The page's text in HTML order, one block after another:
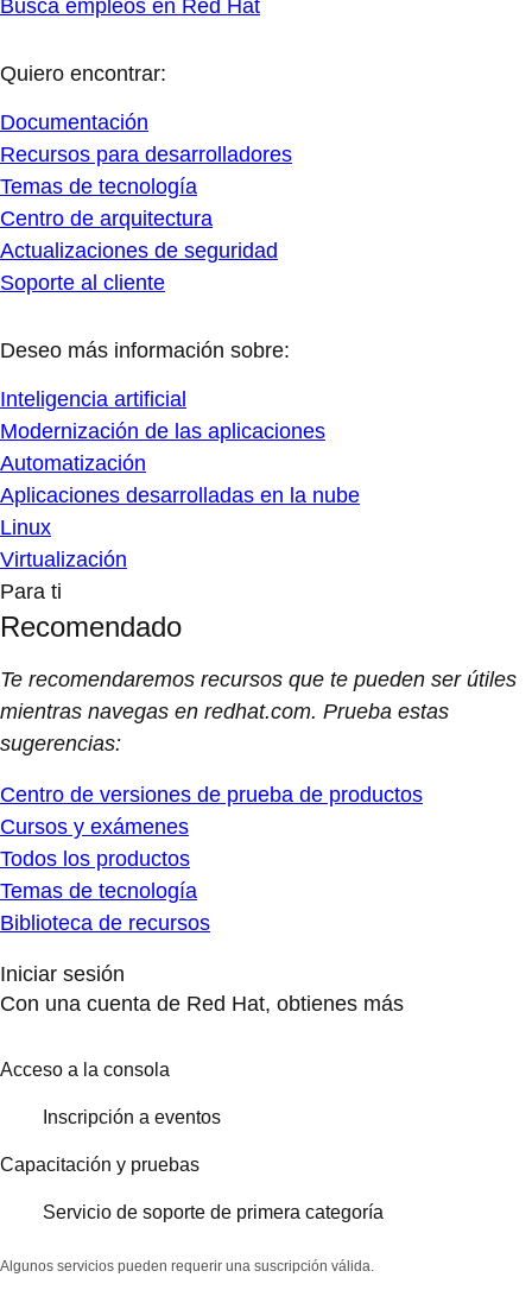
Busca empleos en Red Hat
Quiero encontrar:
Documentación
Recursos para desarrolladores
Temas de tecnología
Centro de arquitectura
Actualizaciones de seguridad
Soporte al cliente
Deseo más información sobre:
Inteligencia artificial
Modernización de las aplicaciones
Automatización
Aplicaciones desarrolladas en la nube
Linux
Virtualización
Para ti
Recomendado
Te recomendaremos recursos que te pueden ser útiles
mientras navegas en redhat.com. Prueba estas
sugerencias:
Centro de versiones de prueba de productos
Cursos y exámenes
Todos los productos
Temas de tecnología
Biblioteca de recursos
Iniciar sesión
Con una cuenta de Red Hat, obtienes más
Acceso a la consola
Inscripción a eventos
Capacitación y pruebas
Servicio de soporte de primera categoría
Algunos servicios pueden requerir una suscripción válida.